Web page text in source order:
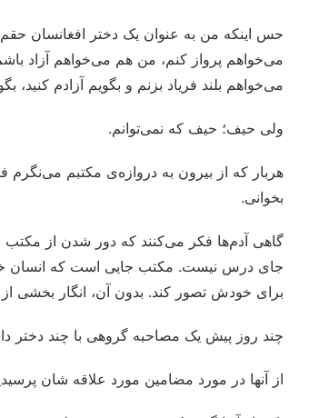
حس اینکه من به عنوان یک دختر افغانسان حقم
می‌خواهم پرواز کنم، من هم می‌خواهم آزاد
می‌خواهم بلند فریاد بزنم و بگویم آزادم کنید،
ولی حیف؛ حیف که نمی‌توانم.
هربار که از بیرون به دروازه‌ی مکتبم می‌نگرم
بخوانی.
گاهی آدم‌ها فکر می‌کنند که دور شدن از
جای درس نیست. مکتب جایی است که انسان
برای خودش تصور کند. بدون آن، انگار بخشی
چند روز پیش یک مصاحبه گروهی با چند دختر
از آنها در مورد مضامین مورد علاقه شان